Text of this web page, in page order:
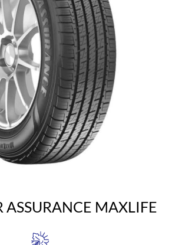
ASSURANCE MAXLIFE